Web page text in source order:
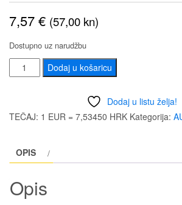
7,57€ (57,00 kn)
Dostupno uz narudžbu
SILK
ROAD
1019
Dodaj u košaricu
Dodaj u listu želja!
TEČAJ: 1 EUR = 7,53450 HRK Kategorija:
OPIS
Opis